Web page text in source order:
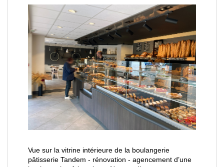
Vue sur la vitrine intérieure de la boulangerie
pâtisserie Tandem - rénovation - agencement d’une